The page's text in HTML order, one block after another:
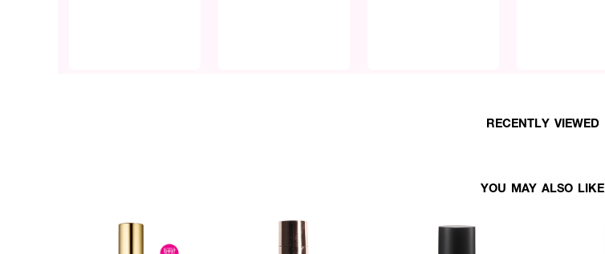
RECENTLY VIEWED
YOU MAY ALSO LIKE